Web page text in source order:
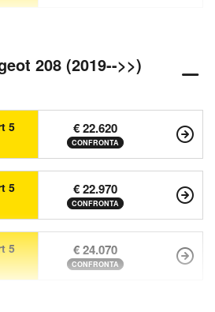
208 (2019-->>)
5
€ 22.620
CONFRONTA
5
€ 22.970
CONFRONTA
5
€ 24.070
CONFRONTA